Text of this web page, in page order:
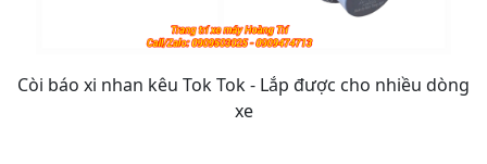
Còi báo xi nhan kêu Tok Tok - Lắp được cho nhiều dòng
xe